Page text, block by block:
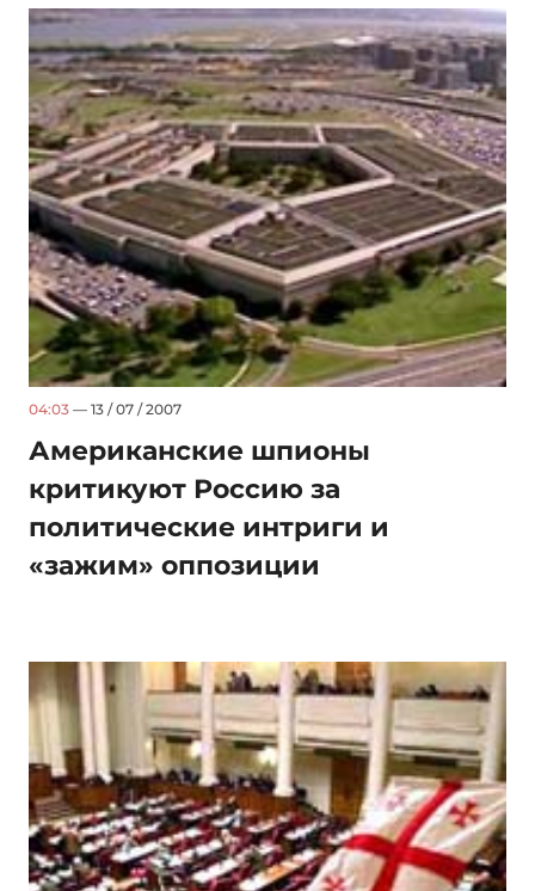
04:03 — 13 / 07 / 2007
Американские шпионы
критикуют Россию за
политические интриги и
«зажим» оппозиции